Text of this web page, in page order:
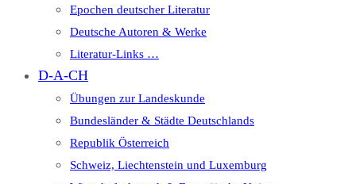
Epochen deutscher Literatur
Deutsche Autoren & Werke
Literatur-Links …
D-A-CH
Übungen zur Landeskunde
Bundesländer & Städte Deutschlands
Republik Österreich
Schweiz, Liechtenstein und Luxemburg